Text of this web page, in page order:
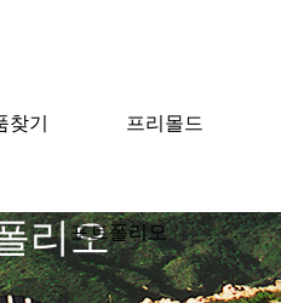
찾기 프리몰드
포트폴리오
리오